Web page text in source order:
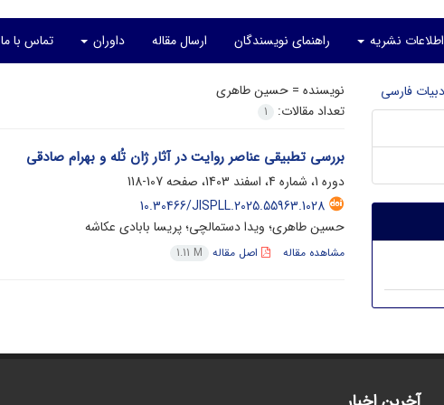
اطلاعات نشریه راهنمای نویسندگان ارسال مقاله داوران تماس با ما
نویسنده =حسین طاهری
تعداد مقالات:
1
بررسی تطبیقی عناصر روایت‌ در آثار ژان تُله و بهرام صادقی
دوره 1، شماره 4، اسفند 1403، صفحه
107-118
10.30466/JISPLL.2025.55963.1028
حسین طاهری؛ ویدا دستمالچی؛ پریسا بابادی عکاشه
مشاهده مقاله اصل مقاله 1.11 M